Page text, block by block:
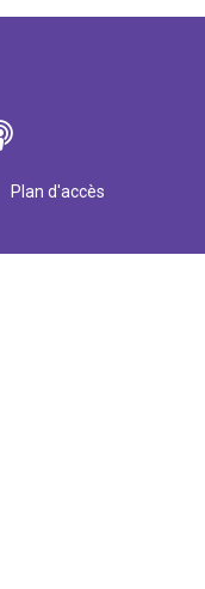
Plan d'accès